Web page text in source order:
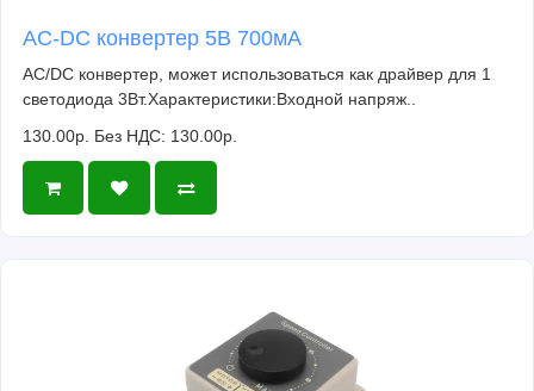
AC-DC конвертер 5В 700мА
AC/DC конвертер, может использоваться как драйвер для 1
светодиода 3Вт.Характеристики:Входной напряж..
130.00р. Без НДС: 130.00р.